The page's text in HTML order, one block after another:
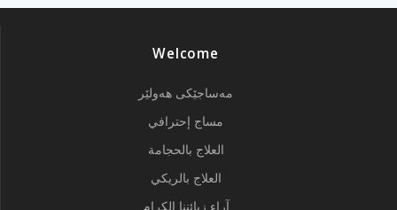
Welcome
مەساجێکی هەولێر
مساج إحترافي
العلاج بالحجامة
العلاج بالريكي
آراء زبائننا الكرام